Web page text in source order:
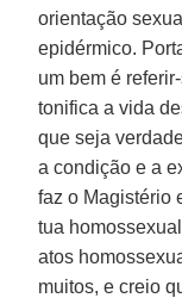
orientação
epidérmico.
um bem é
tonifica a vida
que seja
a condição e a
faz o Magistério
tua
atos
muitos, e creio